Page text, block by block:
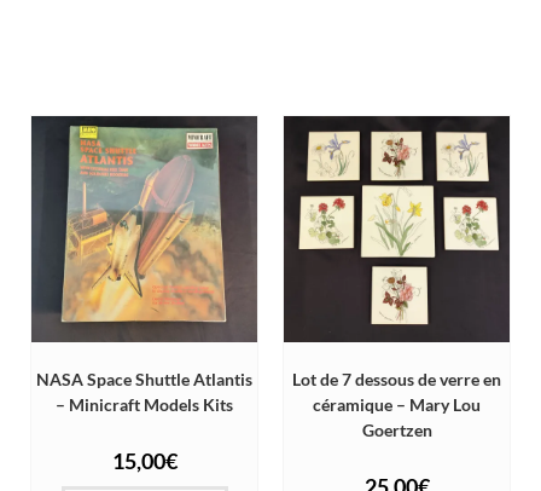
NASA Space Shuttle Atlantis
– Minicraft Models Kits
15,00€
Lot de 7 dessous de verre en
céramique – Mary Lou
Goertzen